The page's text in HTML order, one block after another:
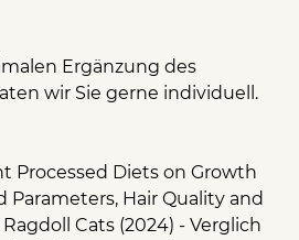
Ergänzung des
wir Sie gerne individuell.
Processed Diets on Growth
Parameters, Hair Quality and
Cats (2024) - Verglich